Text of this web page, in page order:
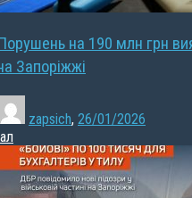
на 190 млн грн
Запоріжжі
zapsich, 26/01/2026